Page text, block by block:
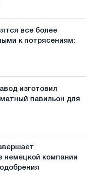
все более
к потрясениям:
изготовил
павильон для
немецкой компании